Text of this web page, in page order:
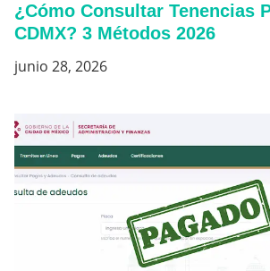
¿Cómo Consultar Tenencias
CDMX? 3 Métodos 2026
junio 28, 2026